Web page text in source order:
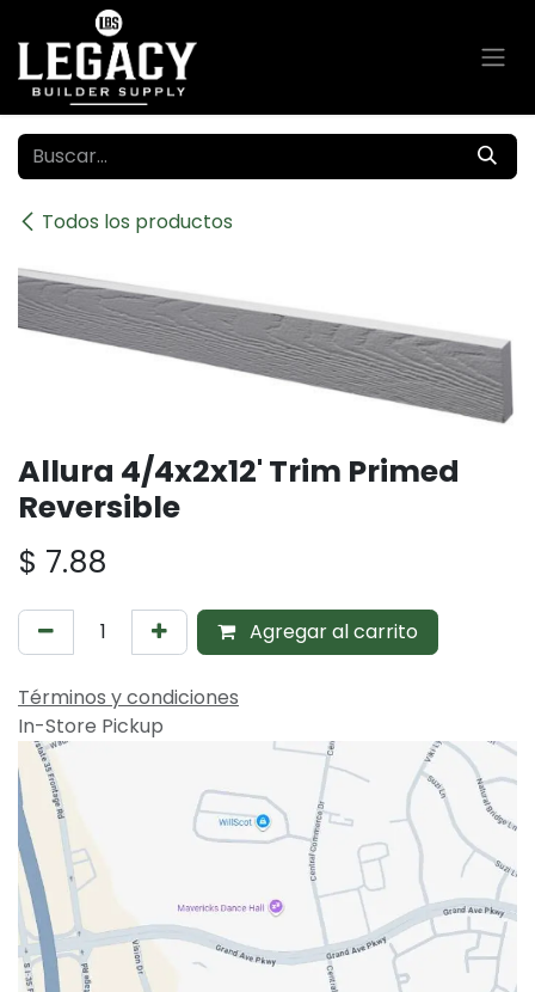
Ir al contenido
Todos los productos
Allura 4/4x2x12' Trim Primed
Reversible
$ 7.88
Agregar al carrito
Términos y condiciones
In-Store Pickup